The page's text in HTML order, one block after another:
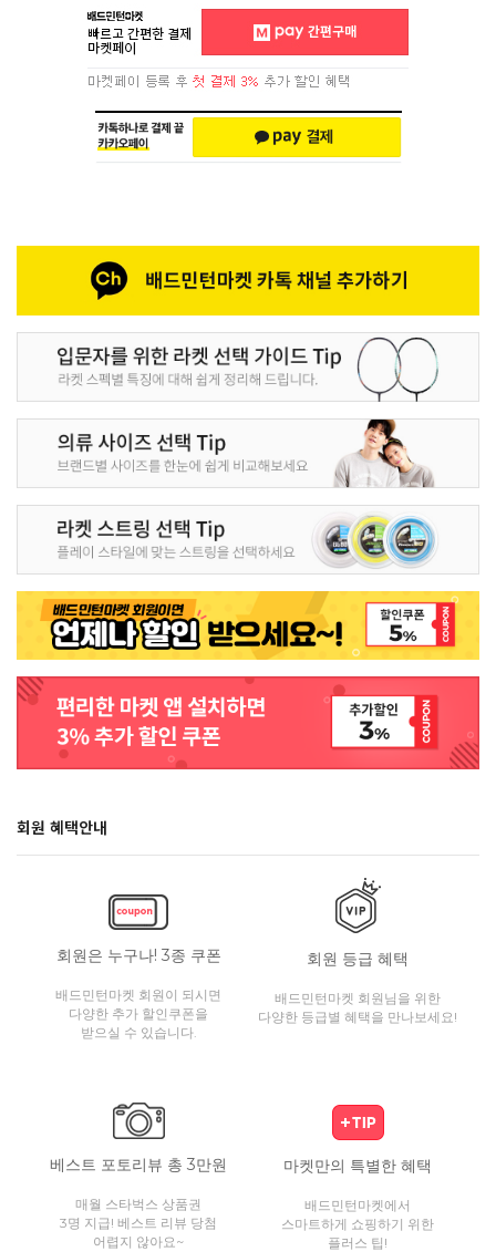
회원 혜택안내
회원은 누구나! 3종 쿠폰
배드민턴마켓 회원이 되시면
다양한 추가 할인쿠폰을
받으실 수 있습니다.
회원 등급 혜택
배드민턴마켓 회원님을 위한
다양한 등급별 혜택을 만나보세요!
베스트 포토리뷰 총 3만원
매월 스타벅스 상품권
3명 지급! 베스트 리뷰 당첨
어렵지 않아요~
마켓만의 특별한 혜택
배드민턴마켓에서
스마트하게 쇼핑하기 위한
플러스 팁!